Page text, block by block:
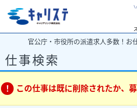
官公庁・市役所の派遣求人多数！お
仕事検索
この仕事は既に削除されたか、